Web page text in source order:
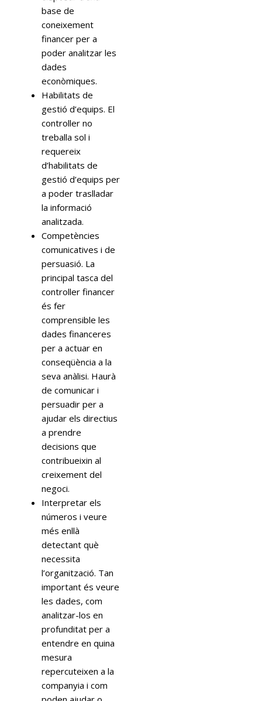
base de
coneixement
financer per a
poder analitzar les
dades
econòmiques.
Habilitats de
gestió d’equips. El
controller no
treballa sol i
requereix
d’habilitats de
gestió d’equips per
a poder traslladar
la informació
analitzada.
Competències
comunicatives i de
persuasió. La
principal tasca del
controller financer
és fer
comprensible les
dades financeres
per a actuar en
conseqüència a la
seva anàlisi. Haurà
de comunicar i
persuadir per a
ajudar els directius
a prendre
decisions que
contribueixin al
creixement del
negoci.
Interpretar els
números i veure
més enllà
detectant què
necessita
l’organització. Tan
important és veure
les dades, com
analitzar-los en
profunditat per a
entendre en quina
mesura
repercuteixen a la
companyia i com